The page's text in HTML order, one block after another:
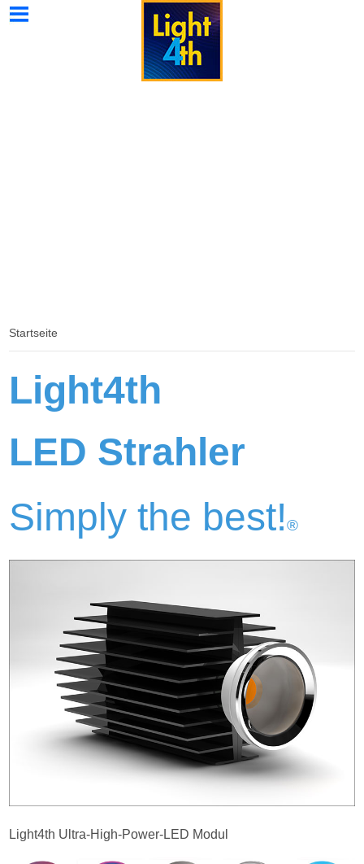
Light4th
Galerie
Light4th
Spezial
Startseite
Light4th
LED Strahler
Simply the best!®
Light4th Ultra-High-Power-LED Modul